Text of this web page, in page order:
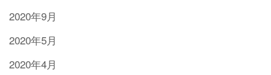
2020年9月
2020年5月
2020年4月